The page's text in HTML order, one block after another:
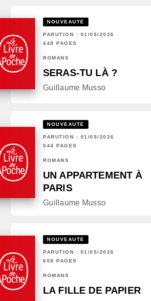
NOUVEAUTÉ
PARUTION : 01/05/2026
448 PAGES
ROMANS
SERAS-TU LÀ ?
Guillaume Musso
NOUVEAUTÉ
PARUTION : 01/05/2026
544 PAGES
ROMANS
UN APPARTEMENT À
PARIS
Guillaume Musso
NOUVEAUTÉ
PARUTION : 01/05/2026
608 PAGES
ROMANS
LA FILLE DE PAPIER